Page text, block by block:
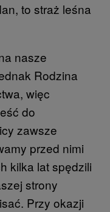
to straż leśna
nasze
Rodzina
więc
do
zawsze
przed nimi
kilka lat spędzili
strony
Przy okazji